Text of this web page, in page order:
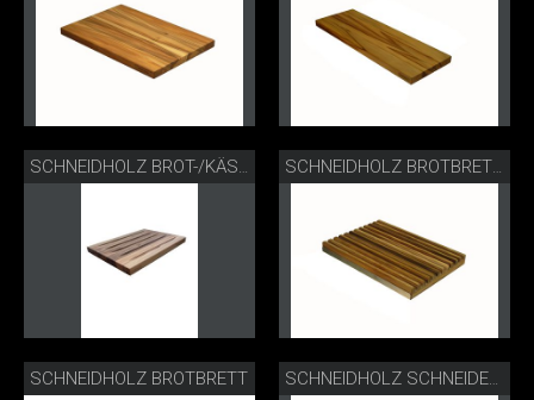
SCHNEIDHOLZ BROT-/KÄSEBRETT SCHNEIDHOLZ BROTBRETT KLEIN
SCHNEIDHOLZ BROTBRETT SCHNEIDHOLZ SCHNEIDEBRETT GASTRO